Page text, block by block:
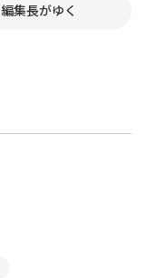
編集長がゆく